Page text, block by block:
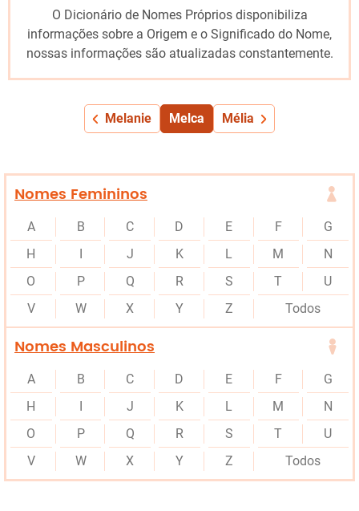
O Dicionário de Nomes Próprios disponibiliza
informações sobre a Origem e o Significado do Nome,
nossas informações são atualizadas constantemente.
Melanie Melca Mélia
Nomes Femininos
A B C D E F
G
H
J K L M
N
O
P Q R S T
U
V
W X Y Z Todos
Nomes Masculinos
A B C D E F
G
H
J K L M
N
O
P Q R S T
U
V
W X Y Z Todos